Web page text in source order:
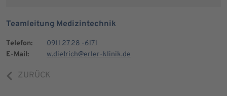
Teamleitung Medizintechnik
Telefon:
0911 27 28 -6171
E-Mail:
w.dietrich@erler-klinik.de
ZURÜCK